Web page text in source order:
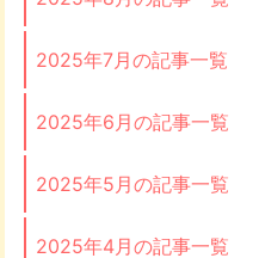
2025年7月の記事一覧
2025年6月の記事一覧
2025年5月の記事一覧
2025年4月の記事一覧